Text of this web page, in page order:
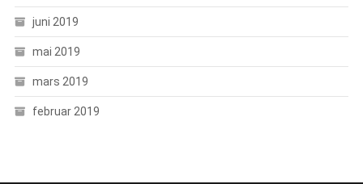
juni 2019
mai 2019
mars 2019
februar 2019